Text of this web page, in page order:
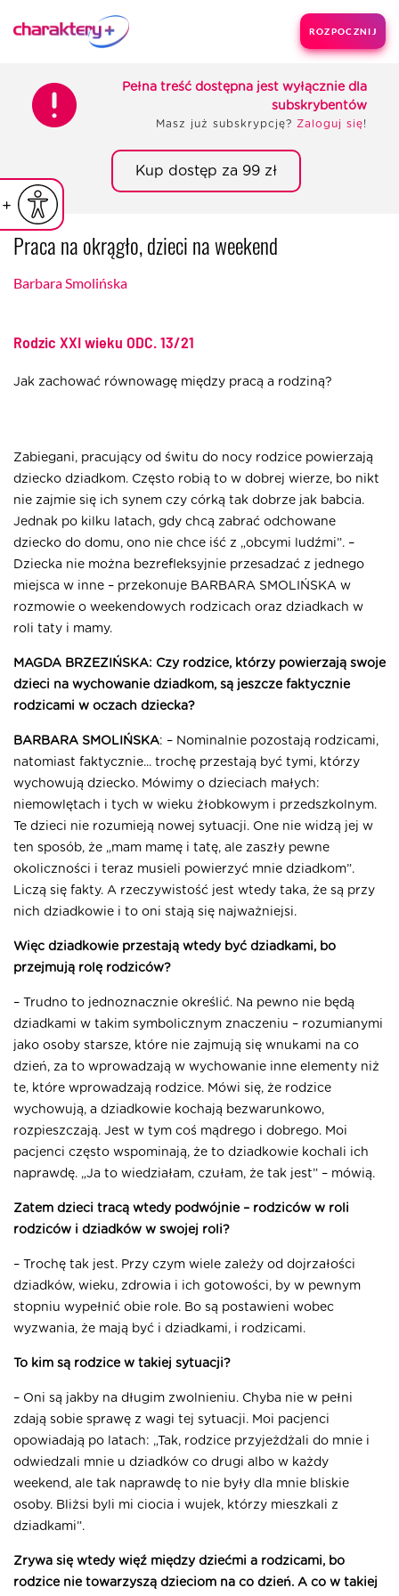
czcionkę
czcionka
Powiększ czcionkę
ROZPOCZNIJ
Pełna treść dostępna jest wyłącznie dla
subskrybentów
Masz już subskrypcję? Zaloguj się!
Kup dostęp za 99 zł
Praca na okrągło, dzieci na weekend
Barbara Smolińska
Rodzic XXI wieku ODC. 13/21
Jak zachować równowagę między pracą a rodziną?
Zabiegani, pracujący od świtu do nocy rodzice powierzają
dziecko dziadkom. Często robią to w dobrej wierze, bo nikt
nie zajmie się ich synem czy córką tak dobrze jak babcia.
Jednak po kilku latach, gdy chcą zabrać odchowane
dziecko do domu, ono nie chce iść z „obcymi ludźmi”. –
Dziecka nie można bezrefleksyjnie przesadzać z jednego
miejsca w inne – przekonuje BARBARA SMOLIŃSKA w
rozmowie o weekendowych rodzicach oraz dziadkach w
roli taty i mamy.
MAGDA BRZEZIŃSKA: Czy rodzice, którzy powierzają swoje
dzieci na wychowanie dziadkom, są jeszcze faktycznie
rodzicami w oczach dziecka?
BARBARA SMOLIŃSKA: – Nominalnie pozostają rodzicami,
natomiast faktycznie... trochę przestają być tymi, którzy
wychowują dziecko. Mówimy o dzieciach małych:
niemowlętach i tych w wieku żłobkowym i przedszkolnym.
Te dzieci nie rozumieją nowej sytuacji. One nie widzą jej w
ten sposób, że „mam mamę i tatę, ale zaszły pewne
okoliczności i teraz musieli powierzyć mnie dziadkom”.
Liczą się fakty. A rzeczywistość jest wtedy taka, że są przy
nich dziadkowie i to oni stają się najważniejsi.
Więc dziadkowie przestają wtedy być dziadkami, bo
przejmują rolę rodziców?
– Trudno to jednoznacznie określić. Na pewno nie będą
dziadkami w takim symbolicznym znaczeniu – rozumianymi
jako osoby starsze, które nie zajmują się wnukami na co
dzień, za to wprowadzają w wychowanie inne elementy niż
te, które wprowadzają rodzice. Mówi się, że rodzice
wychowują, a dziadkowie kochają bezwarunkowo,
rozpieszczają. Jest w tym coś mądrego i dobrego. Moi
pacjenci często wspominają, że to dziadkowie kochali ich
naprawdę. „Ja to wiedziałam, czułam, że tak jest” – mówią.
Zatem dzieci tracą wtedy podwójnie – rodziców w roli
rodziców i dziadków w swojej roli?
– Trochę tak jest. Przy czym wiele zależy od dojrzałości
dziadków, wieku, zdrowia i ich gotowości, by w pewnym
stopniu wypełnić obie role. Bo są postawieni wobec
wyzwania, że mają być i dziadkami, i rodzicami.
To kim są rodzice w takiej sytuacji?
– Oni są jakby na długim zwolnieniu. Chyba nie w pełni
zdają sobie sprawę z wagi tej sytuacji. Moi pacjenci
opowiadają po latach: „Tak, rodzice przyjeżdżali do mnie i
odwiedzali mnie u dziadków co drugi albo w każdy
weekend, ale tak naprawdę to nie były dla mnie bliskie
osoby. Bliżsi byli mi ciocia i wujek, którzy mieszkali z
dziadkami”.
Zrywa się wtedy więź między dziećmi a rodzicami, bo
rodzice nie towarzyszą dzieciom na co dzień. A co w takiej